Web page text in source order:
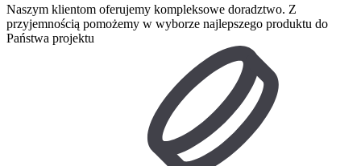
Naszym klientom oferujemy kompleksowe doradztwo. Z
przyjemnością pomożemy w wyborze najlepszego produktu do
Państwa projektu